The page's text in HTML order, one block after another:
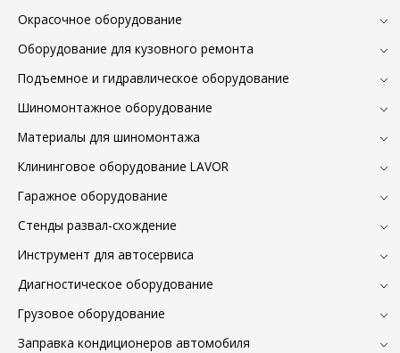
Окрасочное оборудование
Оборудование для кузовного ремонта
Подъемное и гидравлическое оборудование
Шиномонтажное оборудование
Материалы для шиномонтажа
Клининговое оборудование LAVOR
Гаражное оборудование
Стенды развал-схождение
Инструмент для автосервиса
Диагностическое оборудование
Грузовое оборудование
Заправка кондиционеров автомобиля